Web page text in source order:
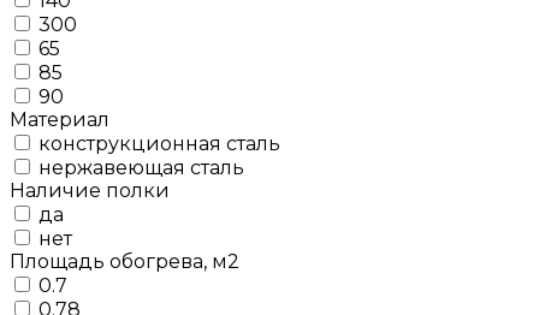
300
65
85
90
Материал
конструкционная сталь
нержавеющая сталь
Наличие полки
да
нет
Площадь обогрева, м2
0.7
0.78